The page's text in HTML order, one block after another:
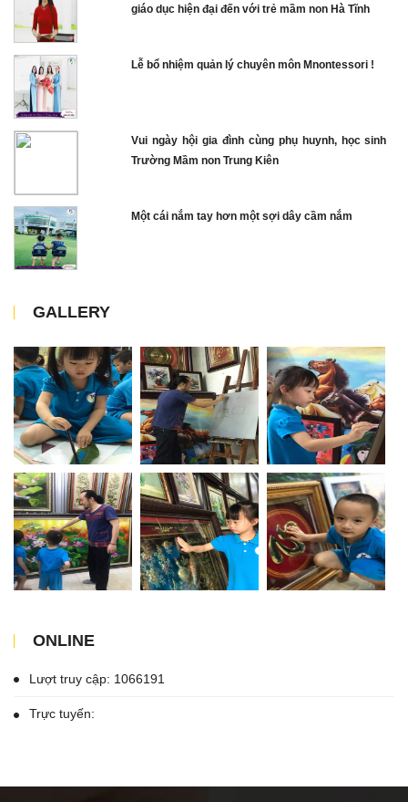
giáo dục hiện đại đến với trẻ mầm non Hà Tĩnh
Lễ bổ nhiệm quản lý chuyên môn Mnontessori !
Vui ngày hội gia đình cùng phụ huynh, học sinh
Trường Mầm non Trung Kiên
Một cái nắm tay hơn một sợi dây cầm nắm
GALLERY
ONLINE
Lượt truy cập: 1066191
Trực tuyến: